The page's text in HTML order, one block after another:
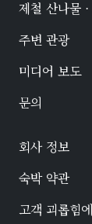
제철 산나물
주변 관광
미디어 보도
문의
회사 정보
숙박 약관
고객 괴롭힘